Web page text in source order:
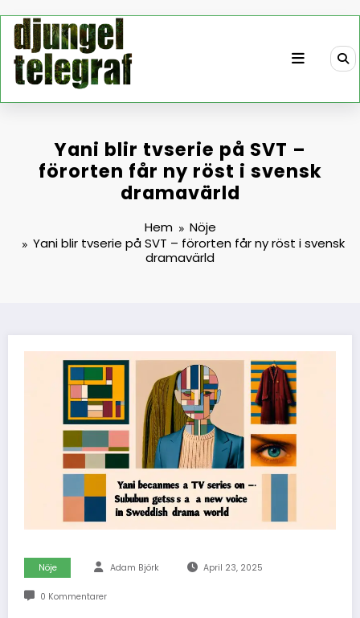
innehåll
Yani blir tvserie på SVT –
förorten får ny röst i svensk
dramavärld
Hem
Nöje
Yani blir tvserie på SVT – förorten får ny röst i svensk
dramavärld
Nöje Adam Björk April 23, 2025
0 Kommentarer